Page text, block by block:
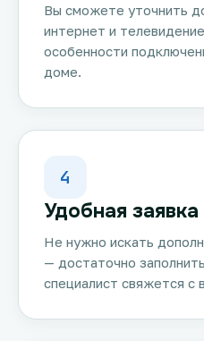
Вы сможете уточнить
интернет и
особенности
доме.
4
Удобная
Не нужно искать
— достаточно
специалист свяжется с